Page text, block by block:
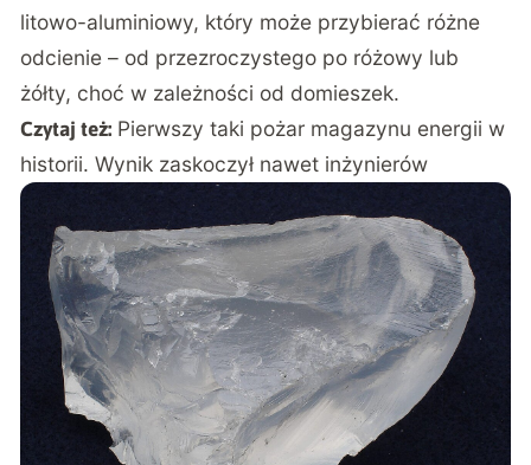
litowo-aluminiowy, który może przybierać różne
odcienie – od przezroczystego po różowy lub
żółty, choć w zależności od domieszek.
Czytaj też: Pierwszy taki pożar magazynu energii w
historii. Wynik zaskoczył nawet inżynierów